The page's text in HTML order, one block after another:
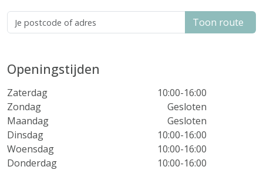
Toon route
Openingstijden
Zaterdag
10:00-16:00
Zondag
Gesloten
Maandag
Gesloten
Dinsdag
10:00-16:00
Woensdag
10:00-16:00
Donderdag
10:00-16:00